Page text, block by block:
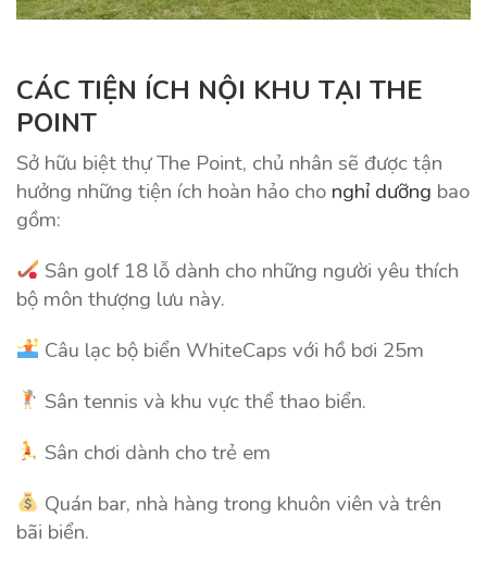
CÁC TIỆN ÍCH NỘI KHU TẠI THE
POINT
Sở hữu biệt thự The Point, chủ nhân sẽ được tận
hưởng những tiện ích hoàn hảo cho nghỉ dưỡng bao
gồm:
Sân golf 18 lỗ dành cho những người yêu thích
bộ môn thượng lưu này.
Câu lạc bộ biển WhiteCaps với hồ bơi 25m
Sân tennis và khu vực thể thao biển.
Sân chơi dành cho trẻ em
Quán bar, nhà hàng trong khuôn viên và trên
bãi biển.